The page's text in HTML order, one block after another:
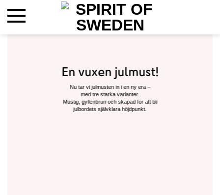
En vuxen julmust!
Nu tar vi julmusten in i en ny era –
med tre starka varianter.
Mustig, gyllenbrun och skapad för att bli
julbordets självklara höjdpunkt.